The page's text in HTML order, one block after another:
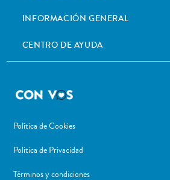
INFORMACIÓN GENERAL
CENTRO DE AYUDA
Política de Cookies
Politica de Privacidad
Términos y condiciones